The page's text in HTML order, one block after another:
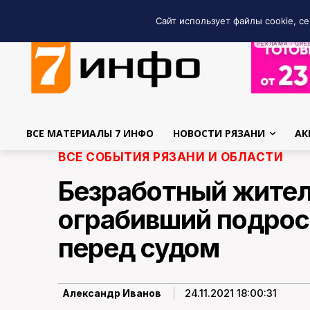
РЕКЛАМА •
ВСЕ МАТЕРИАЛЫ 7 ИНФО НОВОСТИ РЯЗАНИ
ВСЕ СОБЫТИЯ РЯЗАНИ И ОБЛАСТИ
Безработный
ограбивший
перед судом
Александр Иванов 24.11.2021 18:00:31
Сайт использует файлы cookie,